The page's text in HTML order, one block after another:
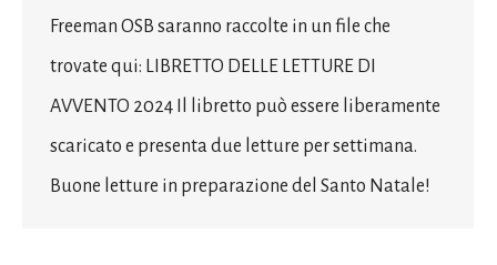
Freeman OSB saranno raccolte in un file che
trovate qui: LIBRETTO DELLE LETTURE DI
AVVENTO 2024 Il libretto può essere liberamente
scaricato e presenta due letture per settimana.
Buone letture in preparazione del Santo Natale!